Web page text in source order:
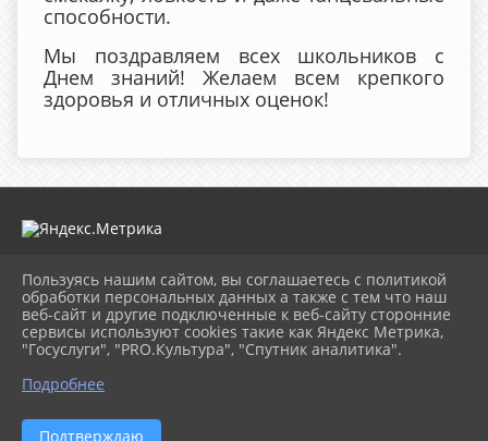
способности.
Мы поздравляем всех школьников с
Днем знаний! Желаем всем крепкого
здоровья и отличных оценок!
2026 г. mugdk.ru
Вход
Карта сайта
Политика обработки персональных данных
Сделано на KubCMS
Пользуясь нашим сайтом, вы соглашаетесь с политикой
обработки персональных данных а также с тем что наш
веб-сайт и другие подключенные к веб-сайту сторонние
сервисы используют cookies такие как Яндекс Метрика,
"Госуслуги", "PRO.Культура", "Спутник аналитика".
Подробнее
Подтверждаю